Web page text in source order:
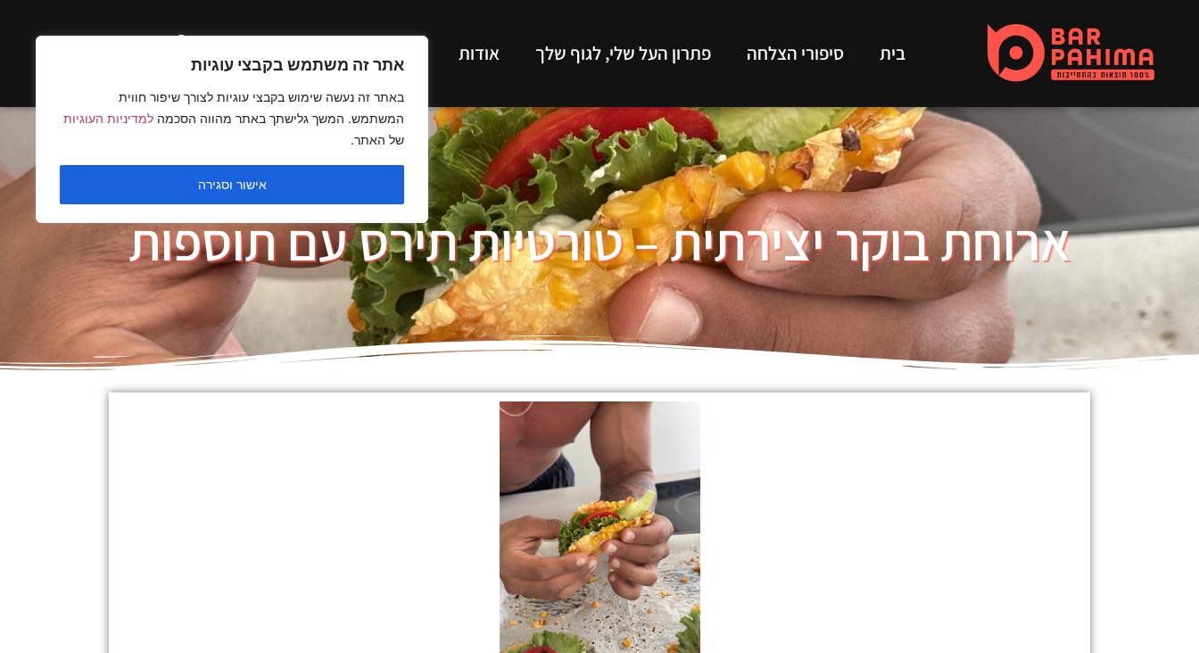
אתר זה משתמש בקבצי עוגיות
באתר זה נעשה שימוש בקבצי עוגיות לצורך שיפור חווית
המשתמש. המשך גלישתך באתר מהווה הסכמה למדיניות העוגיות
של האתר.
אישור וסגירה
בית סיפורי הצלחה פתרון העל שלי, לגוף שלך אודות
ארוחת בוקר יצירתית – טורטיות תירס עם תוספות